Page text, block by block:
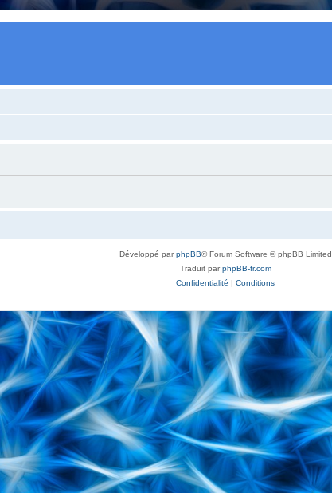
Développé parphpBB® Forum Software © phpBB Limited
Traduit parphpBB-fr.com
Confidentialité | Conditions